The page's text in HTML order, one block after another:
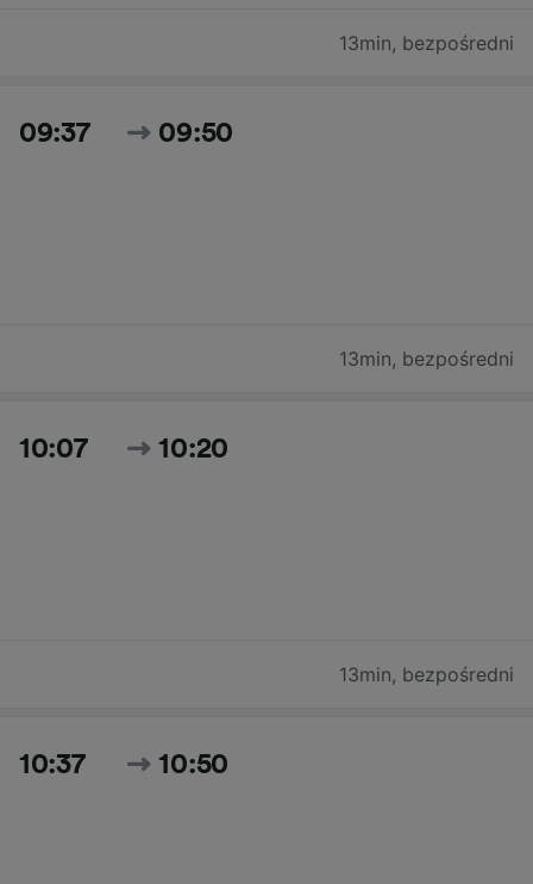
13min, bezpośredni
09:37 09:50
13min, bezpośredni
10:07 10:20
13min, bezpośredni
10:37 10:50